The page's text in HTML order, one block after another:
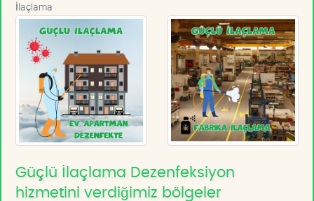
İlaçlama
Güçlü İlaçlama Dezenfeksiyon
hizmetini verdiğimiz bölgeler